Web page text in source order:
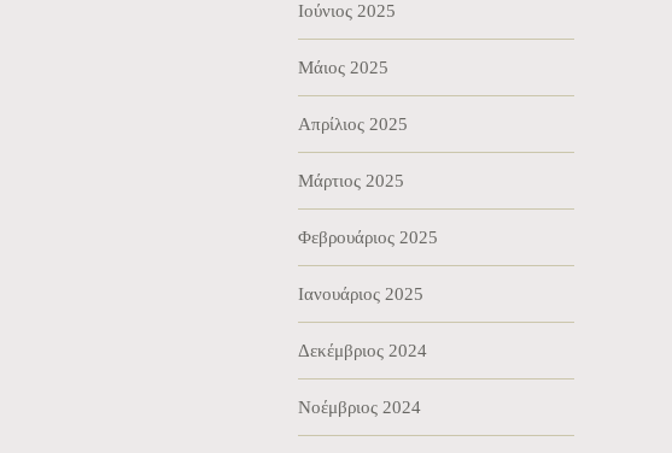
Ιούνιος 2025
Μάιος 2025
Απρίλιος 2025
Μάρτιος 2025
Φεβρουάριος 2025
Ιανουάριος 2025
Δεκέμβριος 2024
Νοέμβριος 2024